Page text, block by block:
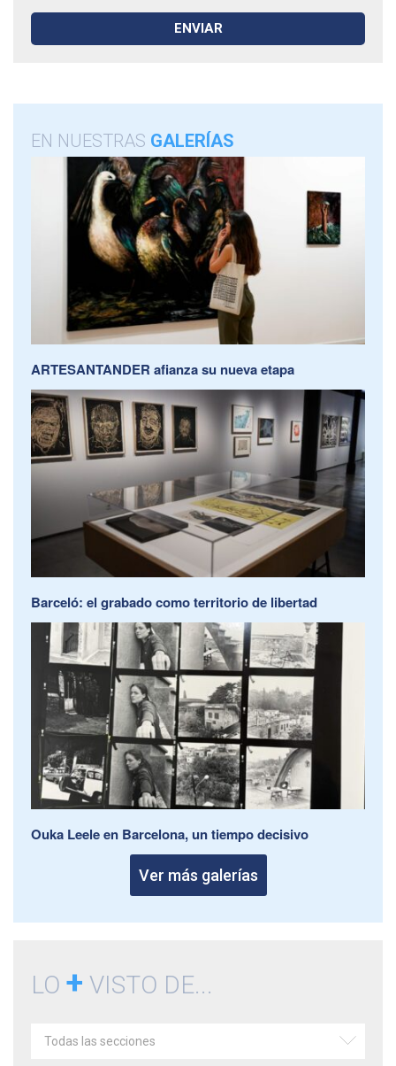
EN NUESTRAS GALERÍAS
ARTESANTANDER afianza su nueva etapa
Barceló: el grabado como territorio de libertad
Ouka Leele en Barcelona, un tiempo decisivo
Ver más galerías
LO + VISTO DE...
Todas las secciones